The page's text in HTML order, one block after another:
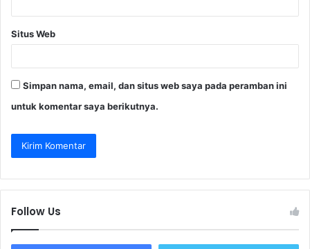
Situs Web
Simpan nama, email, dan situs web saya pada peramban ini
untuk komentar saya berikutnya.
Follow Us